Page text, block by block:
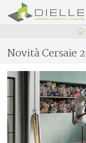
Dielle Ceramiche
Novità Cersaie